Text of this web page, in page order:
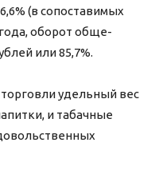
(в сопоставимых
оборот обще-
или 85,7%.
удельный вес
и табачные